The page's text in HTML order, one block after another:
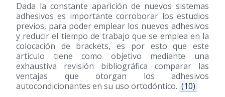
Dada la constante aparición de nuevos sistemas
adhesivos es importante corroborar los estudios
previos, para poder emplear los nuevos adhesivos
y reducir el tiempo de trabajo que se emplea en la
colocación de brackets, es por esto que este
artículo tiene como objetivo mediante una
exhaustiva revisión bibliográfica comparar las
ventajas que otorgan los adhesivos
autocondicionantes en su uso ortodóntico. (10)